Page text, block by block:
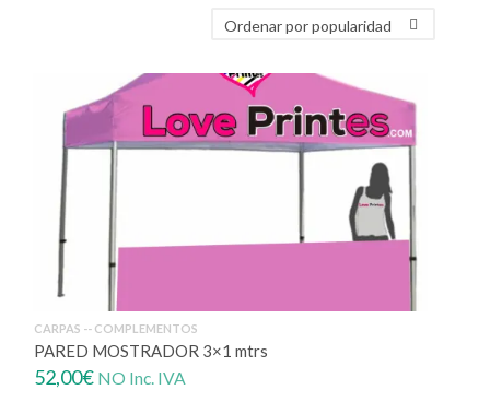
CARPAS -- COMPLEMENTOS
PARED MOSTRADOR 3×1 mtrs
52,00€ NO Inc. IVA